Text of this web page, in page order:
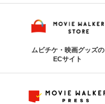
ムビチケ・映画グッズの
ECサイト